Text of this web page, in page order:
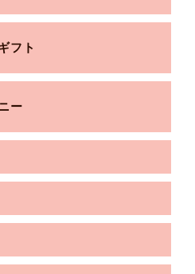
フト
ー